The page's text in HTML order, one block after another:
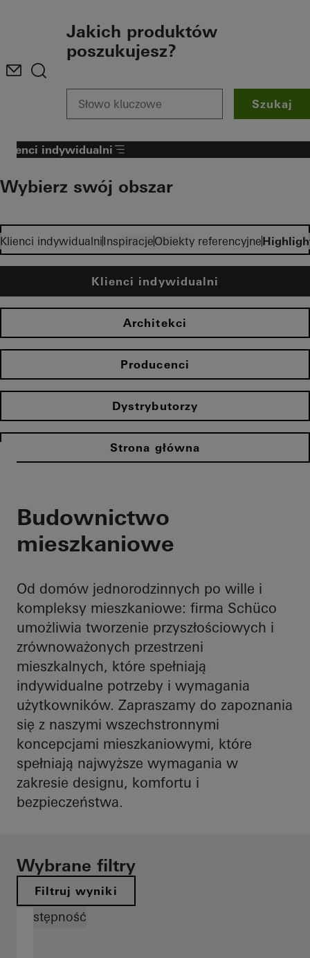
Jakich produktów
poszukujesz?
Szukaj
Klienci indywidualniInspiracjeObiekty referencyjne
Klienci indywidualni
Wybierz swój obszar
Inwestorzy
Klienci indywidualni
Architekci
Producenci
Dystrybutorzy
Strona główna
Budownictwo
mieszkaniowe
Od domów jednorodzinnych po wille i
kompleksy mieszkaniowe: firma Schüco
umożliwia tworzenie przyszłościowych i
zrównoważonych przestrzeni
mieszkalnych, które spełniają
indywidualne potrzeby i wymagania
użytkowników. Zapraszamy do zapoznania
się z naszymi wszechstronnymi
koncepcjami mieszkaniowymi, które
spełniają najwyższe wymagania w
zakresie designu, komfortu i
bezpieczeństwa.
Wybrane filtry
Filtruj wyniki
Dostępność